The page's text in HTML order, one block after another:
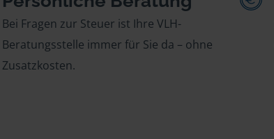
Bei Fragen zur Steuer ist Ihre VLH-
Beratungsstelle immer für Sie da – ohne
Zusatzkosten.